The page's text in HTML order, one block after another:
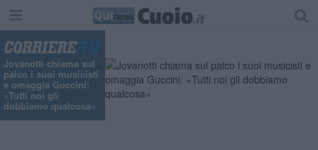
Jovanotti chiama sul
palco i suoi musicisti
e omaggia Guccini:
«Tutti noi gli
dobbiamo qualcosa»